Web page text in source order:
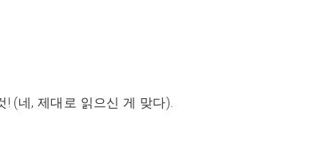
! (네, 제대로 읽으신 게 맞다).